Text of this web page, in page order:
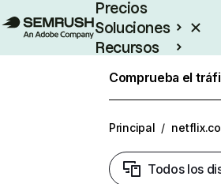
Precios
Soluciones
Recursos
Comprueba el
Principal /
Todos los